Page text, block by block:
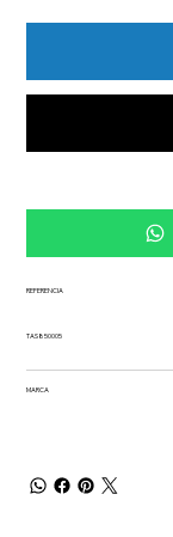
REFERENCIA
TAS850005
MARCA